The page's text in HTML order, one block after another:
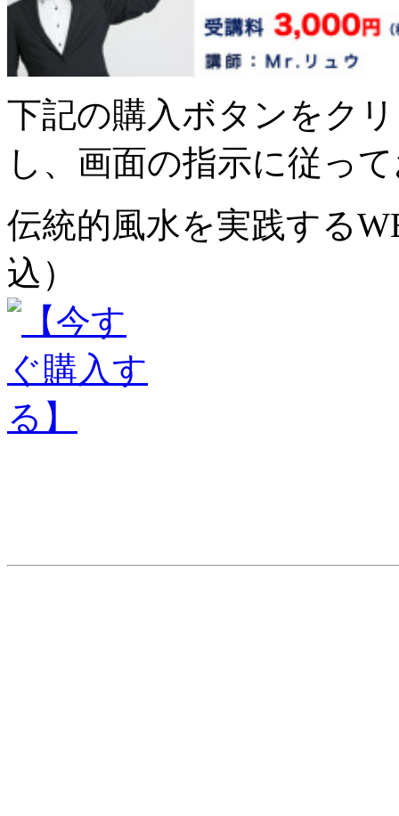
下記の購入ボタンをク
し、画面の指示に従っ
伝統的風水を実践する
込）